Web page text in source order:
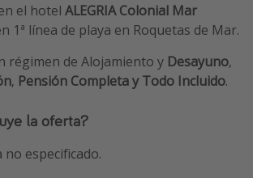
el hotel ALEGRIA Colonial Mar
1ª línea de playa en Roquetas de Mar.
régimen de Alojamiento y Desayuno,
, Pensión Completa y Todo Incluido.
la oferta?
especificado.